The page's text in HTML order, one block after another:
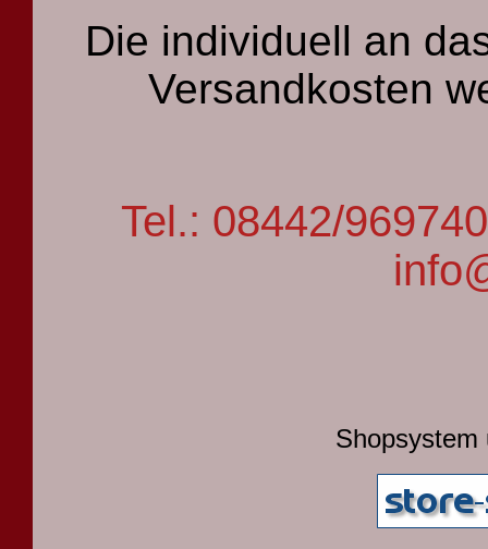
Die individuell an
Versandkosten
Tel.: 08442/